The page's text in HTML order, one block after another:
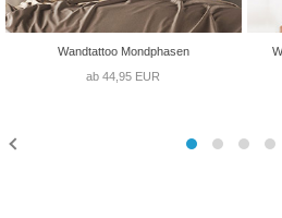
Wandtattoo Mondphasen
ab 44,95 EUR